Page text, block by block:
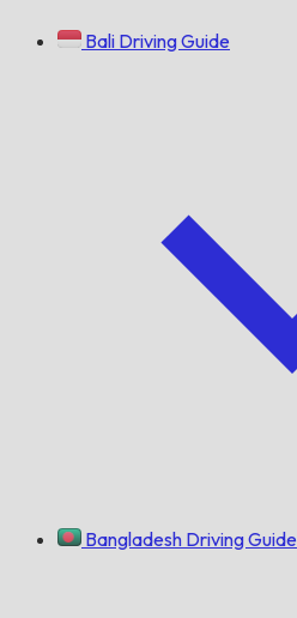
Bali Driving Guide
Bangladesh Driving Guide